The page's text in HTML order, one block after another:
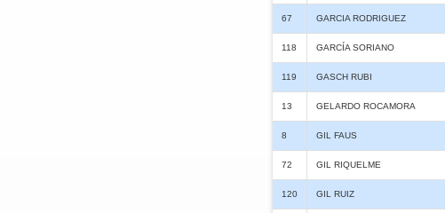
67 GARCIA RODRIGUEZ
118 GARCÍA SORIANO
119 GASCH RUBI
13 GELARDO ROCAMORA
8 GIL FAUS
72 GIL RIQUELME
120 GIL RUIZ